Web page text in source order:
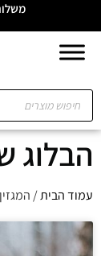
משלוח
הבלוג
עמוד הבית/ המגזין